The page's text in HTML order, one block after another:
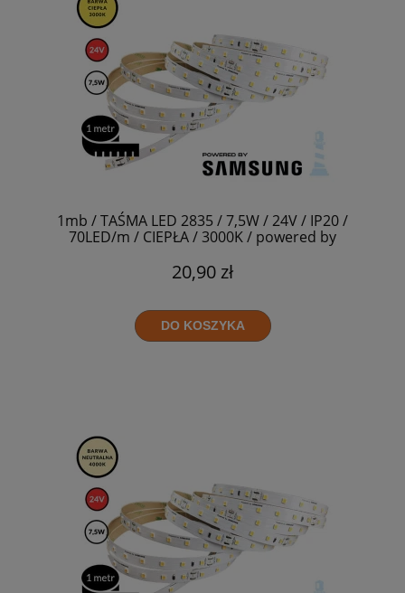
1mb / TAŚMA LED 2835 / 7,5W / 24V / IP20 /
70LED/m / CIEPŁA / 3000K / powered by
20,90 zł
DO KOSZYKA